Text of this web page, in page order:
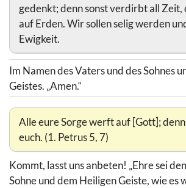
gedenkt; denn sonst verdirbt all
auf Erden. Wir sollen selig werden
Ewigkeit.
Im Namen des Vaters und des Sohnes
Geistes. „Amen.“
Alle eure Sorge werft auf [Gott];
euch. (1. Petrus 5, 7)
Kommt, lasst uns anbeten! „Ehre sei
Sohne und dem Heiligen Geiste, wie es